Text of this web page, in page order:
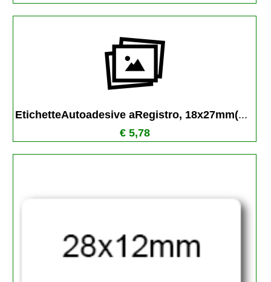
EtichetteAutoadesive aRegistro, 18x27mm(...
€ 5,78